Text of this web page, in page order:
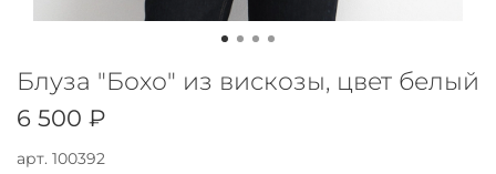
арт. 100392
Блуза "Бохо" из вискозы, цвет белый
6 500 ₽